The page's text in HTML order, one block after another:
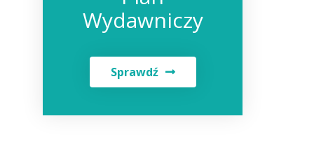
Wydawniczy
Sprawdź